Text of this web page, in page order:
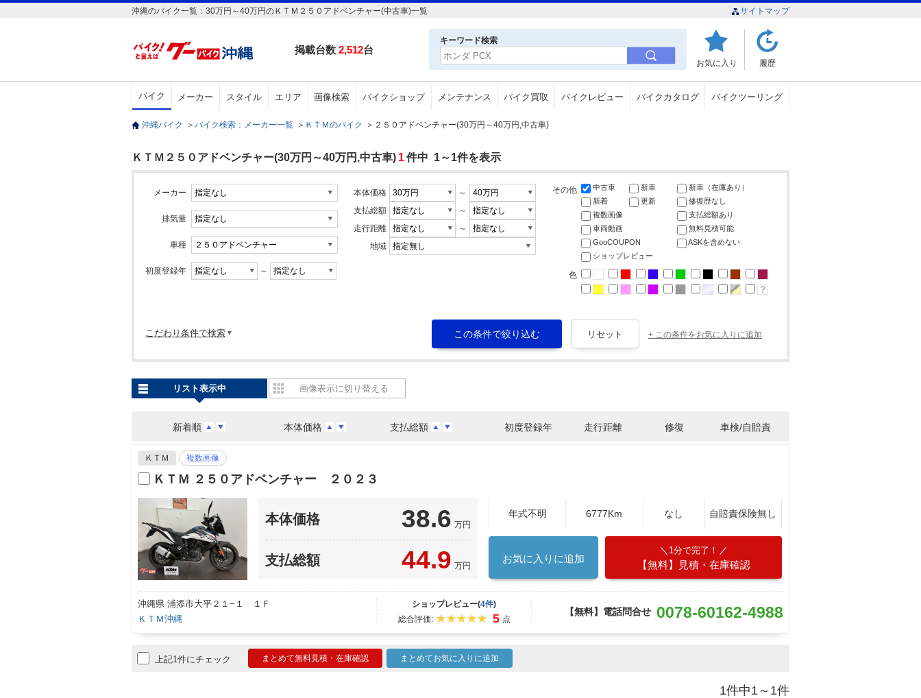
沖縄のバイク一覧：30万円～40万円のＫＴＭ２５０アドベンチャー(中古車)一覧 サイトマップ
掲載台数 2,512台
キーワード検索
お気に入り 履歴
バイク メーカー スタイル エリア 画像検索 バイクショップ メンテナンス バイク買取 バイクレビュー バイクカタログ バイクツーリング
沖縄バイク ＞ バイク検索：メーカー一覧 ＞ ＫＴＭのバイク ＞ ２５０アドベンチャー(30万円～40万円,中古車)
ＫＴＭ２５０アドベンチャー(30万円～40万円,中古車) 1件中 1～1件を表示
メーカー
排気量
車種
初度登録年 ～
本体価格
～
支払総額
～
走行距離
～
地域
その他 中古車 新車
新車（在庫あり）
新着
更新
修復歴なし
複数画像
支払総額あり
車両動画
無料見積可能
GooCOUPON
ASKを含めない
ショップレビュー
色
こだわり条件で検索 + この条件をお気に入りに追加
新着順 本体価格 支払総額 初度登録年 走行距離 修復 車検/自賠責
リスト表示中 画像表示に切り替える
ＫＴＭ 複数画像
ＫＴＭ ２５０アドベンチャー ２０２３
本体価格 38.6 万円
支払総額 44.9 万円
年式不明 6777Km なし 自賠責保険無し
お気に入りに追加
1分で完了！
【無料】見積・在庫確認
沖縄県 浦添市大平２１−１ １Ｆ
ＫＴＭ沖縄
ショップレビュー(4件)
総合評価:
5 点
【無料】電話問合せ 0078-60162-4988
上記1件にチェック まとめて無料見積・在庫確認 まとめてお気に入りに追加
1件中1～1件